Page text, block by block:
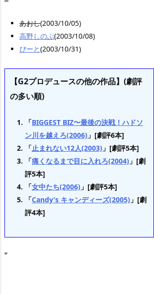
あおし(2003/10/05)
高野しのぶ(2003/10/08)
ぴーと(2003/10/31)
【G2プロデュースの他の作品】(劇評
の多い順)
「BIGGEST BIZ〜最後の決戦！ハドソ
ン川を越えろ(2006) 」[劇評6本]
「止まれない12人(2003) 」[劇評5本]
「痛くなるまで目に入れろ(2004) 」[劇
評5本]
「女中たち(2006) 」[劇評5本]
「Candy’s キャンディーズ(2005) 」[劇
評4本]
“